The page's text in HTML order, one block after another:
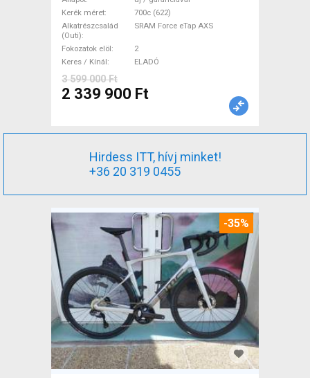
Force eTap AXS tárcsafék új /
garanciával ELADÓ
Kerék méret
700c (622)
Alkatrészcsalád
(Outi)
SRAM Force eTap AXS
Fokozatok elöl
2
Keres / Kínál
ELADÓ
3 599 000 Ft
2 339 900 Ft
Hirdess ITT, hívj minket!
+36 20 319 0455
-35%